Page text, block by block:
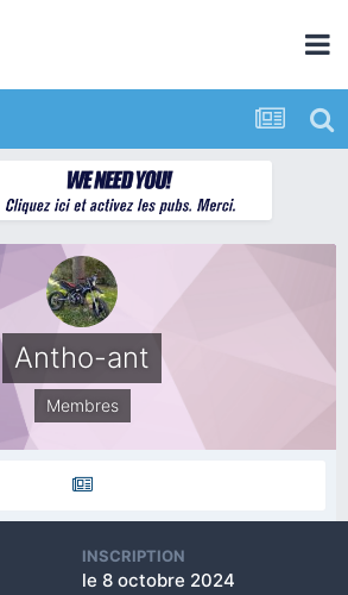
Antho-ant
Membres
INSCRIPTION
le 8 octobre 2024